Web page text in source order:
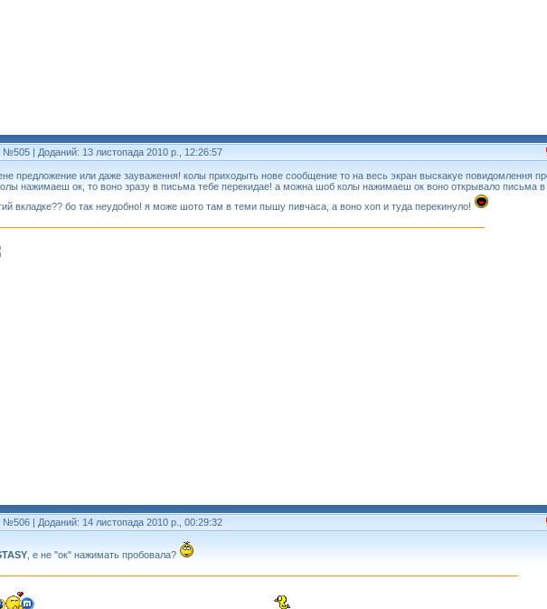
№505 | Доданий: 13 листопада 2010 р., 12:26:57
предложение или даже зауваження! колы приходыть нове сообщение то на весь экран выскакуе повидомлення
нажимаеш ок, то воно зразу в письма тебе перекидае! а можна шоб колы нажимаеш ок воно открывало письма в
вкладке?? бо так неудобно! я може шото там в теми пышу пивчаса, а воно хоп и туда перекинуло!
№506 | Доданий: 14 листопада 2010 р., 00:29:32
, е не "ок" нажимать пробовала?